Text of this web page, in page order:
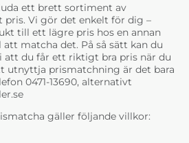
ett brett sortiment av
Vi gör det enkelt för dig –
till ett lägre pris hos en annan
matcha det. På så sätt kan du
du får ett riktigt bra pris när du
utnyttja prismatchning är det bara
0471-13690, alternativt
gäller följande villkor: